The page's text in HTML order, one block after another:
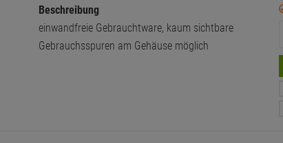
Beschreibung
einwandfreie Gebrauchtware, kaum sichtbare
Gebrauchsspuren am Gehäuse möglich